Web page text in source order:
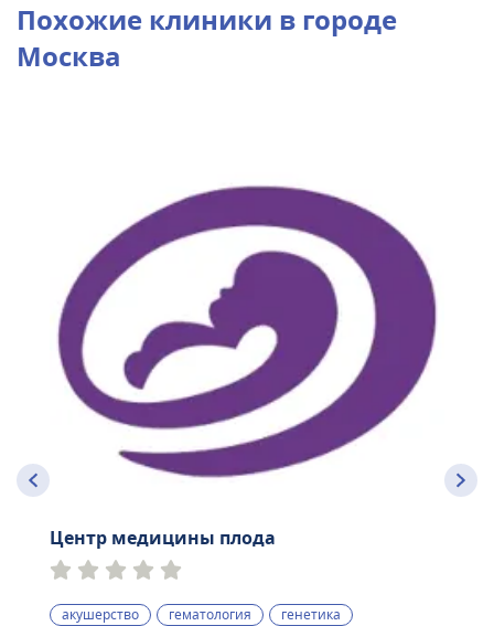
Похожие клиники в городе
Москва
Центр медицины плода
акушерство гематология
генетика